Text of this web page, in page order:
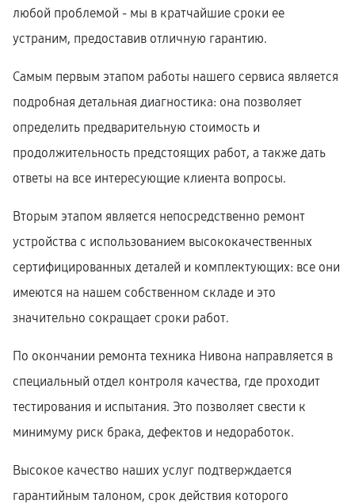
любой проблемой - мы в кратчайшие сроки ее
устраним, предоставив отличную гарантию.
Самым первым этапом работы нашего сервиса является
подробная детальная диагностика: она позволяет
определить предварительную стоимость и
продолжительность предстоящих работ, а также дать
ответы на все интересующие клиента вопросы.
Вторым этапом является непосредственно ремонт
устройства с использованием высококачественных
сертифицированных деталей и комплектующих: все они
имеются на нашем собственном складе и это
значительно сокращает сроки работ.
По окончании ремонта техника Нивона направляется в
специальный отдел контроля качества, где проходит
тестирования и испытания. Это позволяет свести к
минимуму риск брака, дефектов и недоработок.
Высокое качество наших услуг подтверждается
гарантийным талоном, срок действия которого